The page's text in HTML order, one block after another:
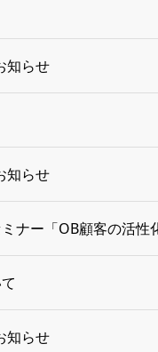
知らせ
知らせ
ナー「OB顧客の活性
知らせ